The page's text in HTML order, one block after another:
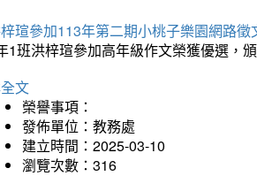
瑄參加113年第二期小桃子樂園網路
1班洪梓瑄參加高年級作文榮獲優選，
文
榮譽事項：
發佈單位：教務處
建立時間：2025-03-10
瀏覽次數：316